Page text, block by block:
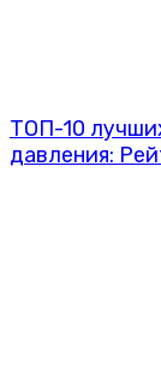
ТОП-10
давления: